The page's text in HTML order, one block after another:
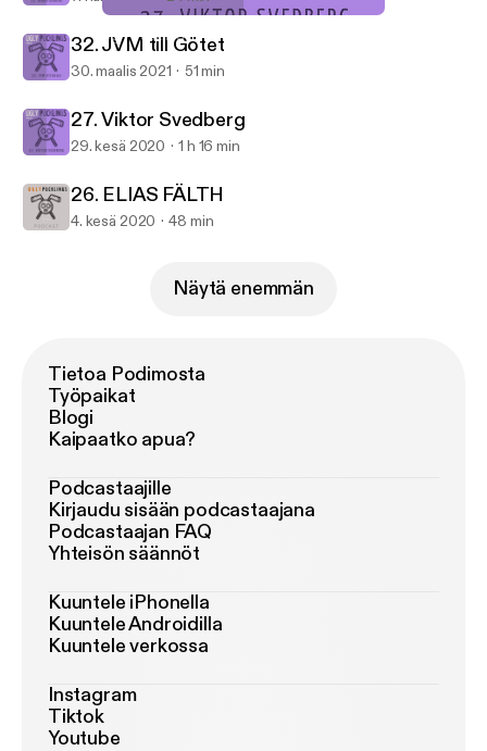
Ugly Pucklings
32. JVM till Götet
30. maalis 2021 51 min
27. Viktor Svedberg
29. kesä 2020 1 h 16 min
26. ELIAS FÄLTH
4. kesä 2020 48 min
Näytä enemmän
Tietoa Podimosta
Työpaikat
Blogi
Kaipaatko apua?
Podcastaajille
Kirjaudu sisään podcastaajana
Podcastaajan FAQ
Yhteisön säännöt
Kuuntele iPhonella
Kuuntele Androidilla
Kuuntele verkossa
Instagram
Tiktok
Youtube